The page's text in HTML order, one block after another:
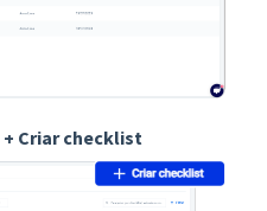
+ Criar checklist